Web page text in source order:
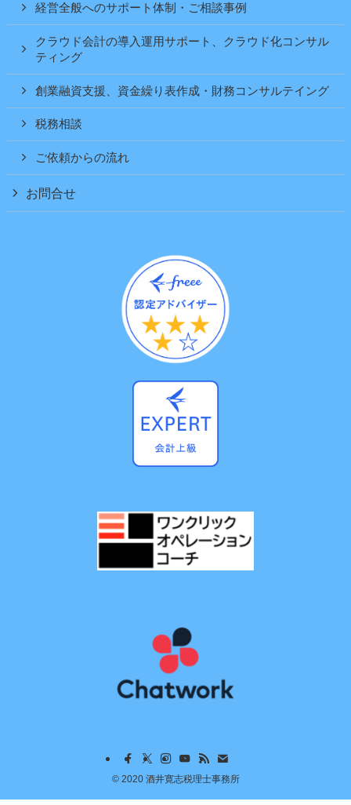
経営全般へのサポート体制・ご相談事例
クラウド会計の導入運用サポート、クラウド化コンサル
ティング
創業融資支援、資金繰り表作成・財務コンサルテイング
税務相談
ご依頼からの流れ
お問合せ
©2020 酒井寛志税理士事務所